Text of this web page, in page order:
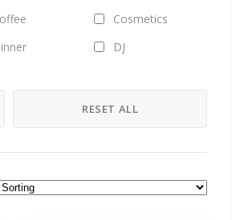
Cosmetics
DJ
Gallery
Healthy
Jeans
Mountaineering
RESET ALL